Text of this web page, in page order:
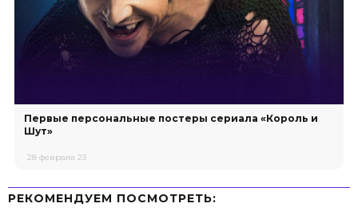
Первые персональные постеры сериала «Король и
Шут»
28 февраля 23
РЕКОМЕНДУЕМ ПОСМОТРЕТЬ: